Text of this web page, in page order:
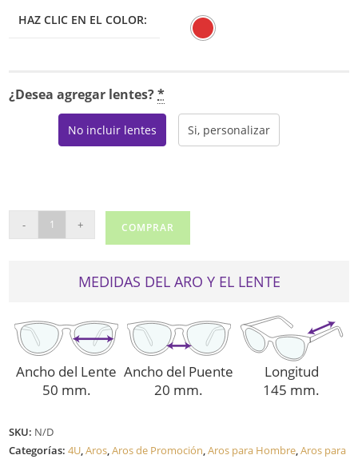
HAZ CLIC EN EL COLOR:
¿Desea agregar lentes?*
No incluir lentes Si, personalizar
115
- + COMPRAR
MEDIDAS DEL ARO Y EL LENTE
Ancho del Lente
50 mm.
Ancho del Puente
20 mm.
Longitud
145 mm.
SKU: N/D
Categorías:4U,Aros,Aros de Promoción,Aros para Hombre,Aros para